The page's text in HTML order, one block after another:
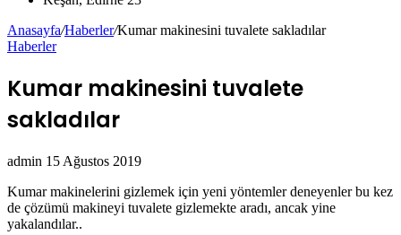
Anasayfa/Haberler/Kumar makinesini tuvalete sakladılar
Haberler
Kumar makinesini tuvalete
sakladılar
admin Bir
posta
göndermek
15 Ağustos 2019
Kumar makinelerini gizlemek için yeni yöntemler deneyenler bu kez
de çözümü makineyi tuvalete gizlemekte aradı, ancak yine
yakalandılar..